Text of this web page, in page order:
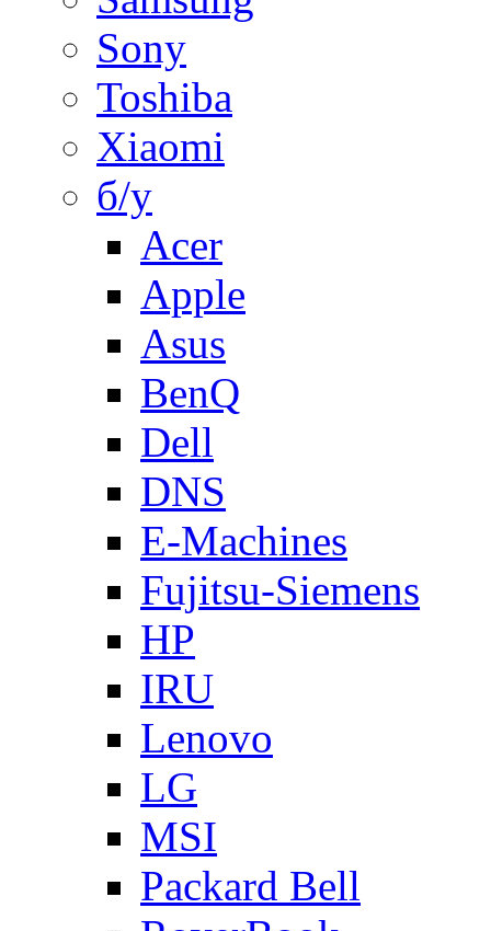
Sony
Toshiba
Xiaomi
б/у
Acer
Apple
Asus
BenQ
Dell
DNS
E-Machines
Fujitsu-Siemens
HP
IRU
Lenovo
LG
MSI
Packard Bell